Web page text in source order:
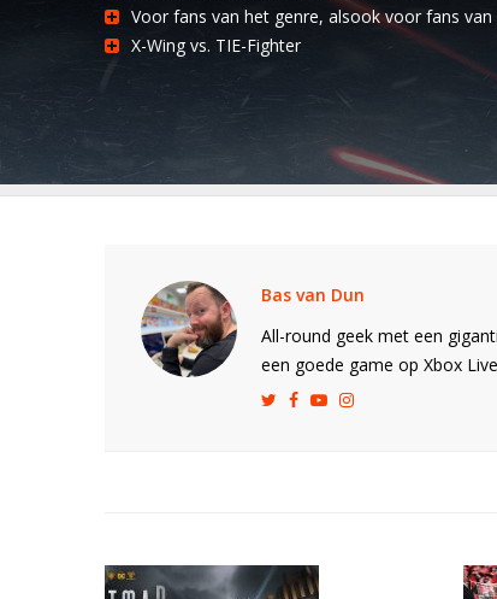
Voor fans van het genre, alsook voor fans van
X-Wing vs. TIE-Fighter
Bas van Dun
All-round geek met een
een goede game op Xbox